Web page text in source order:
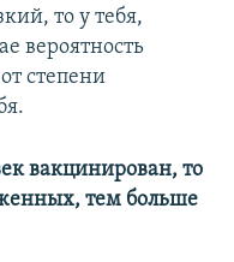
то у тебя,
вероятность
степени
вакцинирован, то
тем больше